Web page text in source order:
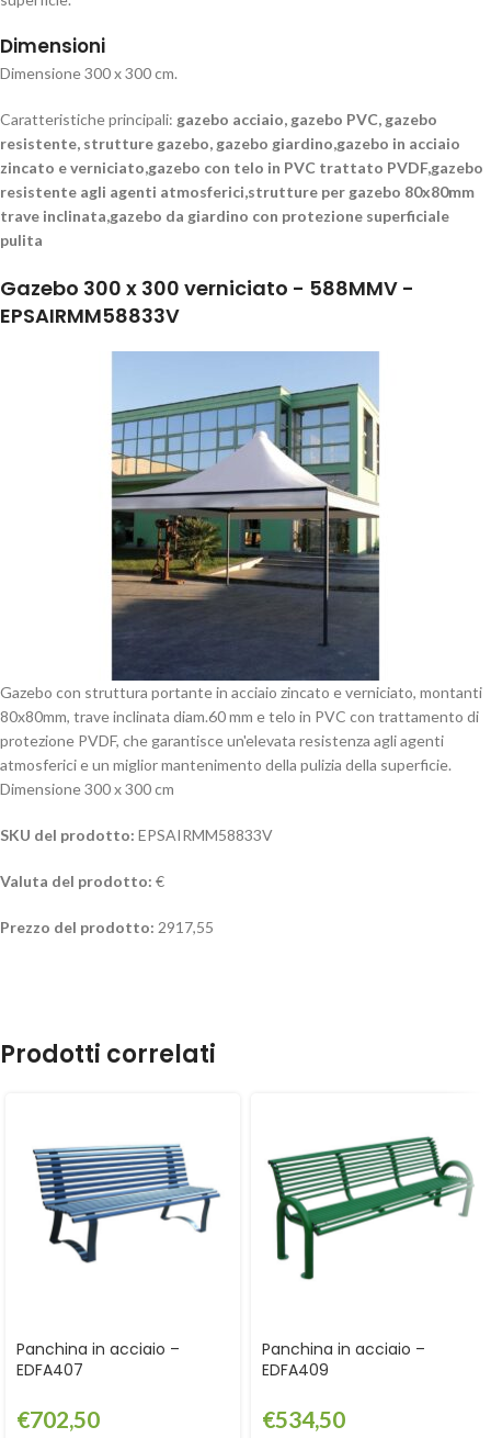
Dimensioni
Dimensione 300 x 300 cm.
Caratteristiche principali: gazebo acciaio, gazebo PVC, gazebo
resistente, strutture gazebo, gazebo giardino,gazebo in acciaio
zincato e verniciato,gazebo con telo in PVC trattato PVDF,gazebo
resistente agli agenti atmosferici,strutture per gazebo 80x80mm
trave inclinata,gazebo da giardino con protezione superficiale
pulita
Gazebo 300 x 300 verniciato - 588MMV -
EPSAIRMM58833V
Gazebo con struttura portante in acciaio zincato e verniciato, montanti
80x80mm, trave inclinata diam.60 mm e telo in PVC con trattamento di
protezione PVDF, che garantisce un'elevata resistenza agli agenti
atmosferici e un miglior mantenimento della pulizia della superficie.
Dimensione 300 x 300 cm
SKU del prodotto: EPSAIRMM58833V
Valuta del prodotto: €
Prezzo del prodotto: 2917,55
Prodotti correlati
Panchina in acciaio –
EDFA407
€702,50
Panchina in acciaio –
EDFA409
€534,50